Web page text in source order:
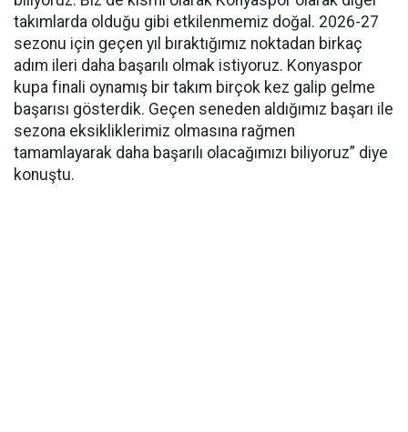
takımlarda olduğu gibi etkilenmemiz doğal. 2026-27
sezonu için geçen yıl bıraktığımız noktadan birkaç
adım ileri daha başarılı olmak istiyoruz. Konyaspor
kupa finali oynamış bir takım birçok kez galip gelme
başarısı gösterdik. Geçen seneden aldığımız başarı ile
sezona eksikliklerimiz olmasına rağmen
tamamlayarak daha başarılı olacağımızı biliyoruz” diye
konuştu.